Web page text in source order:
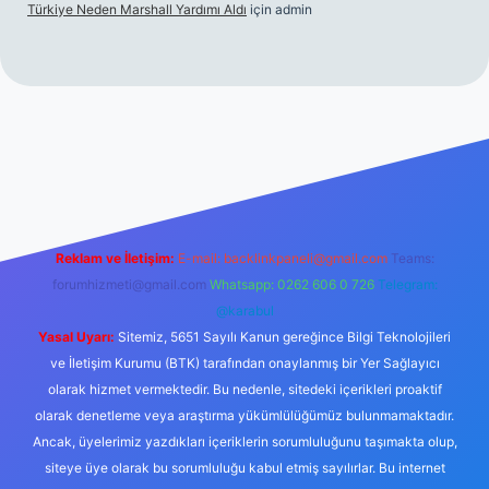
Türkiye Neden Marshall Yardımı Aldı için admin
Reklam ve İletişim: E-mail: backlinkpaneli@gmail.com Teams:
forumhizmeti@gmail.com Whatsapp: 0262 606 0 726 Telegram:
@karabul
Yasal Uyarı: Sitemiz, 5651 Sayılı Kanun gereğince Bilgi Teknolojileri
ve İletişim Kurumu (BTK) tarafından onaylanmış bir Yer Sağlayıcı
olarak hizmet vermektedir. Bu nedenle, sitedeki içerikleri proaktif
olarak denetleme veya araştırma yükümlülüğümüz bulunmamaktadır.
Ancak, üyelerimiz yazdıkları içeriklerin sorumluluğunu taşımakta olup,
siteye üye olarak bu sorumluluğu kabul etmiş sayılırlar. Bu internet